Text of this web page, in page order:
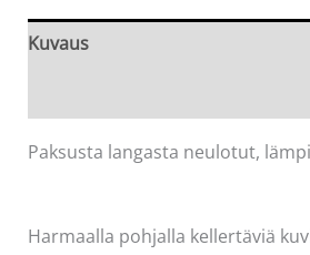
Kuvaus
Paksusta langasta neulotut,
Harmaalla pohjalla kellertäviä